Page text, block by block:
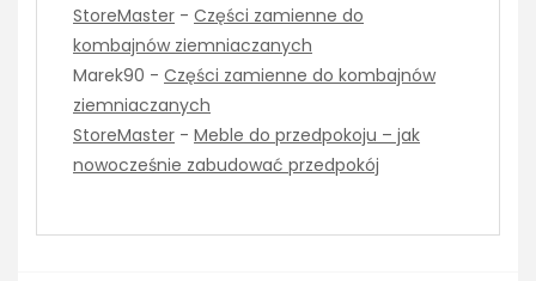
StoreMaster - Części zamienne do
kombajnów ziemniaczanych
Marek90 - Części zamienne do kombajnów
ziemniaczanych
StoreMaster - Meble do przedpokoju – jak
nowocześnie zabudować przedpokój